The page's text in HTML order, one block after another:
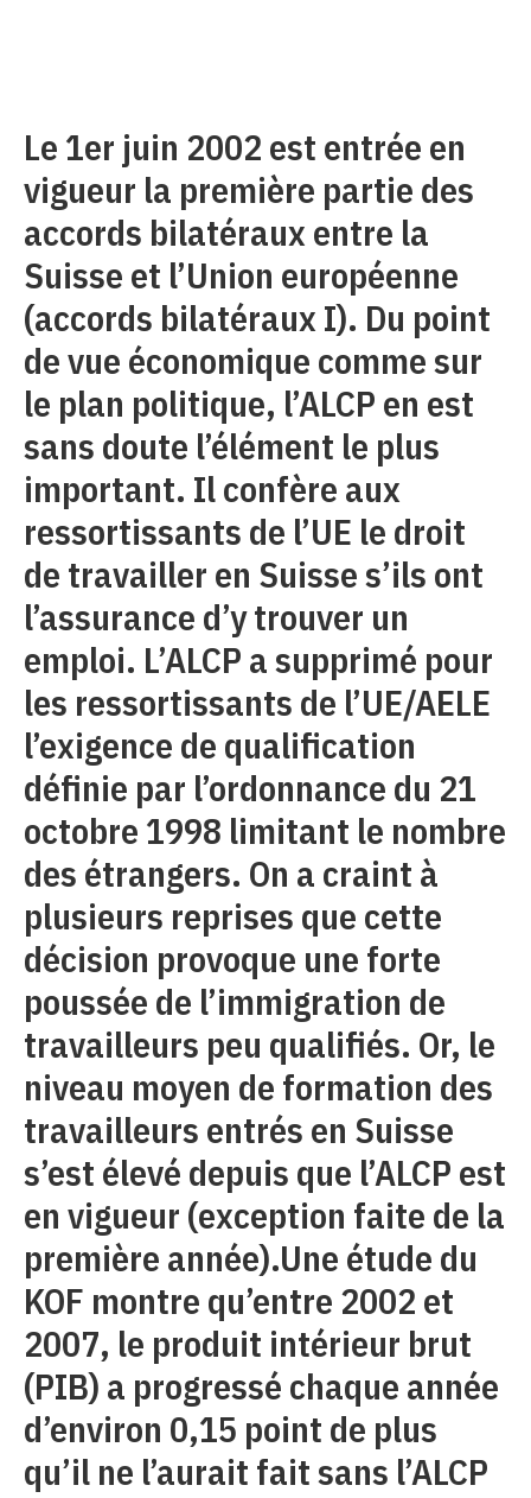
Le 1er juin 2002 est entrée en
vigueur la première partie des
accords bilatéraux entre la
Suisse et l’Union européenne
(accords bilatéraux I). Du point
de vue économique comme sur
le plan politique, l’ALCP en est
sans doute l’élément le plus
important. Il confère aux
ressortissants de l’UE le droit
de travailler en Suisse s’ils ont
l’assurance d’y trouver un
emploi. L’ALCP a supprimé pour
les ressortissants de l’UE/AELE
l’exigence de qualification
définie par l’ordonnance du 21
octobre 1998 limitant le nombre
des étrangers. On a craint à
plusieurs reprises que cette
décision provoque une forte
poussée de l’immigration de
travailleurs peu qualifiés. Or, le
niveau moyen de formation des
travailleurs entrés en Suisse
s’est élevé depuis que l’ALCP est
en vigueur (exception faite de la
première année).Une étude du
KOF montre qu’entre 2002 et
2007, le produit intérieur brut
(PIB) a progressé chaque année
d’environ 0,15 point de plus
qu’il ne l’aurait fait sans l’ALCP